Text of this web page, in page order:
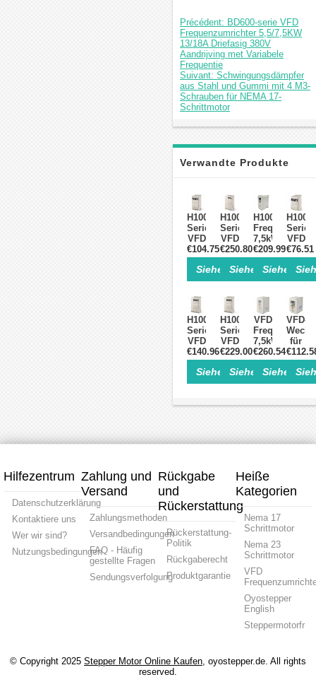
Précédent: BD600-serie VFD
Frequenzumrichter 5,5/7,5KW
13/18A Driefasig 380V
Aandrijving met Variabele
Frequentie
Suivant: Schwingungsdämpfer
aus Stahl und Gummi mit 4 M3-
Schrauben für NEMA 17-
Schrittmotor
Verwandte Produkte
H100
Serie
VFD
Antrieb
mit
Variabler
Frequenz
2.2KW
12.5A
Ein-/Dreiphasen
220V
Frequenzumrichter
€104.75
Siehe Einzelheiten>
H100-
Serie
VFD
Antrieb
mit
variabler
Frequenz
PS
7,5
kW
31 A
Dreiphasen
220V
€250.80
Siehe
H100
7,5kW
220V/380V
Drehstrom
für
CNC
€209.99
Siehe
H100
Serie
VFD
2HP
1.5KW
7A
220V
mit
€76.51
H100-
Serie
VFD
Frequenzumrichter
5PS
3,7
kW
A
Antrieb
mit
€140.96
Siehe Einzelheiten>
H100-
Serie
VFD
Frequenzumrichter
7,5
PS
5,5
23 A
Antrieb
mit
€229.00
Siehe
VFD
7,5kW
10PS
17,5A
380V
Antriebsmotor
variabler
des
€260.54
Siehe
VFD-
für
mit
KW
1PS
Hilfezentrum
Datenschutzerklärung
Kontaktiere uns
Wer wir sind?
Nutzungsbedingungen
Zahlung und
Versand
Zahlungsmethoden
Versandbedingungen
FAQ - Häufig
gestellte Fragen
Sendungsverfolgung
Rückgabe
und
Rückerstattung
Rückerstattung-
Politik
Rückgaberecht
Produktgarantie
Heiße
Kategorien
Nema 17
Schrittmotor
Nema 23
Schrittmotor
VFD
Oyostepper
English
Steppermotorfr
© Copyright 2025 Stepper Motor Online Kaufen, oyostepper.de. All rights
reserved.